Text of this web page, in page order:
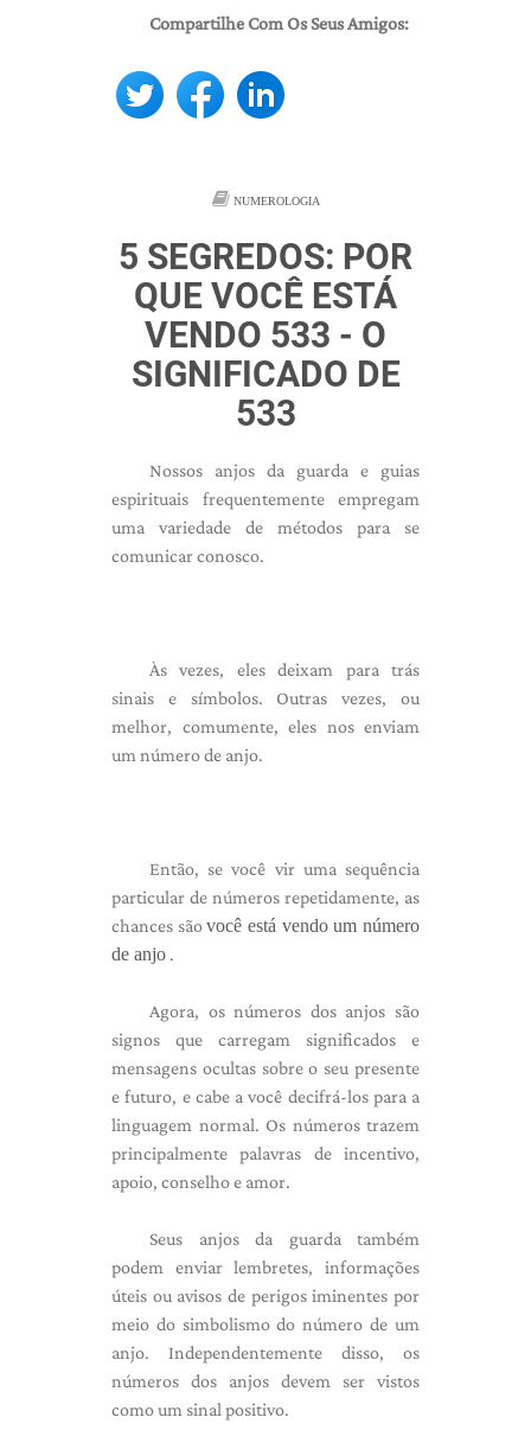
Compartilhe Com Os Seus Amigos:
NUMEROLOGIA
5 SEGREDOS: POR
QUE VOCÊ ESTÁ
VENDO 533 - O
SIGNIFICADO DE
533
Nossos anjos da guarda e guias
espirituais frequentemente empregam
uma variedade de métodos para se
comunicar conosco.
Às vezes, eles deixam para trás
sinais e símbolos. Outras vezes, ou
melhor, comumente, eles nos enviam
um número de anjo.
Então, se você vir uma sequência
particular de números repetidamente, as
chances sãovocê está vendo um número
de anjo .
Agora, os números dos anjos são
signos que carregam significados e
mensagens ocultas sobre o seu presente
e futuro, e cabe a você decifrá-los para a
linguagem normal. Os números trazem
principalmente palavras de incentivo,
apoio, conselho e amor.
Seus anjos da guarda também
podem enviar lembretes, informações
úteis ou avisos de perigos iminentes por
meio do simbolismo do número de um
anjo. Independentemente disso, os
números dos anjos devem ser vistos
como um sinal positivo.